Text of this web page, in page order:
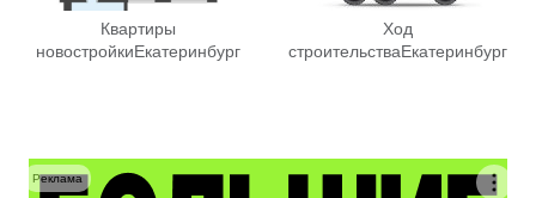
Квартиры
новостройкиЕкатеринбург
Ход
строительстваЕкатеринбург
Реклама